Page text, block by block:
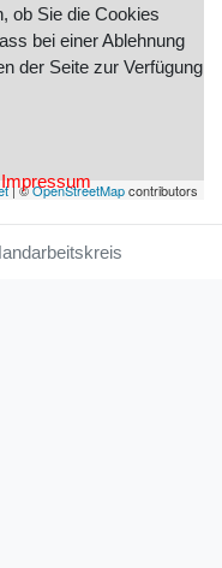
| ©OpenStreetMapcontributors
ob Sie die Cookies
bei einer Ablehnung
der Seite zur Verfügung
Impressum